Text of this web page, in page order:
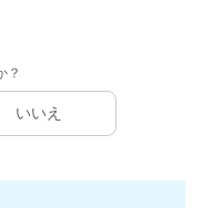
？
いいえ